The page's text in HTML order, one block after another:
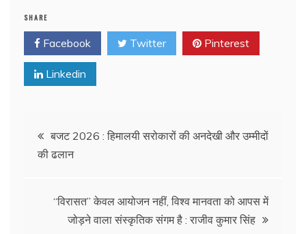
SHARE
Facebook Twitter Pinterest
Linkedin
Post
navigation
बजट 2026 : हिमालयी सरोकारों की अनदेखी और उम्मीदों
की ढलान
“विरासत” केवल आयोजन नहीं, विश्व मानवता को आपस में
जोड़ने वाला संस्कृतिक संगम है : राजीव कुमार सिंह